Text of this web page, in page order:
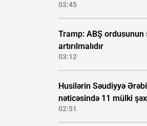
03:45
Tramp: ABŞ ordusunun
artırılmalıdır
03:12
Husilərin Səudiyyə
nəticəsində 11 mülki
02:51